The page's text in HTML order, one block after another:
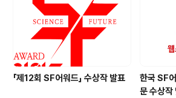
황벼리한겨레출판2024-10-25 웹툰 발표작(작가명 가
나다순) 작품명작가플랫폼연재시작일연재완료일크립티
247네이버웹툰24.10.02-바닷속의 춘향2L레진코..
「제12회 SF어워드」 수상작 발표
한국 SF
문 수상작